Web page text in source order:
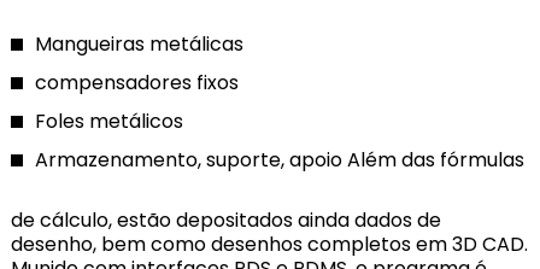
Mangueiras metálicas
compensadores fixos
Foles metálicos
Armazenamento, suporte, apoioAlém das fórmulas
de cálculo, estão depositados ainda dados de
desenho, bem como desenhos completos em 3D CAD.